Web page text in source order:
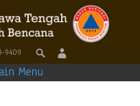
9409
Menu